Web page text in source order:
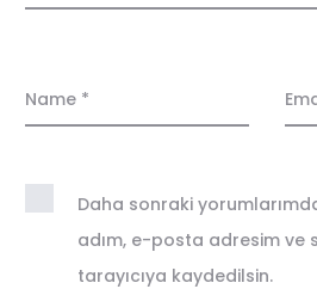
Name *
Daha sonraki
adım, e-posta adresim ve
tarayıcıya kaydedilsin.